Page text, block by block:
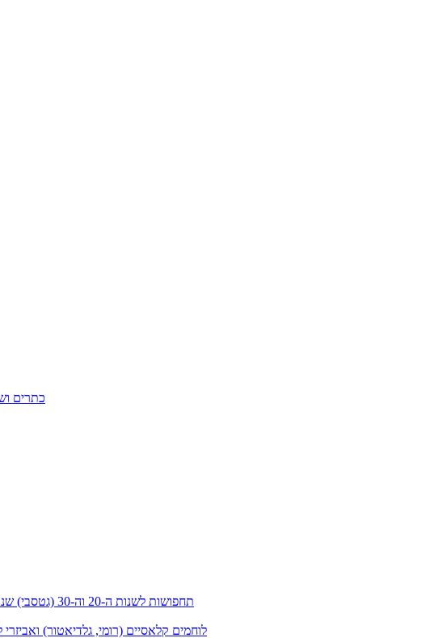
כתרים
תחפושות לשנות ה-20 וה-30 (גטסבי)
שנות ה-
לוחמים קלאסיים (רומי, גלדיאטור) ואביזרי